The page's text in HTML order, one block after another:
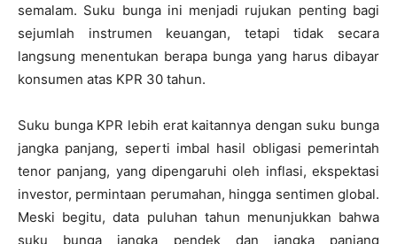
semalam. Suku bunga ini menjadi rujukan penting bagi
sejumlah instrumen keuangan, tetapi tidak secara
langsung menentukan berapa bunga yang harus dibayar
konsumen atas KPR 30 tahun.
Suku bunga KPR lebih erat kaitannya dengan suku bunga
jangka panjang, seperti imbal hasil obligasi pemerintah
tenor panjang, yang dipengaruhi oleh inflasi, ekspektasi
investor, permintaan perumahan, hingga sentimen global.
Meski begitu, data puluhan tahun menunjukkan bahwa
suku bunga jangka pendek dan jangka panjang